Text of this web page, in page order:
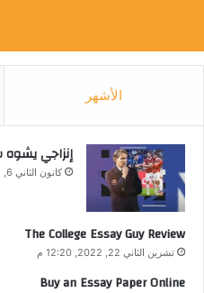
الأشهر
إنزاجي
كانون الثاني 6, 2025, 11:59 ص
The College Essay Guy Review
تشرين الثاني 22, 2022, 12:20 م
Buy an Essay Paper Online